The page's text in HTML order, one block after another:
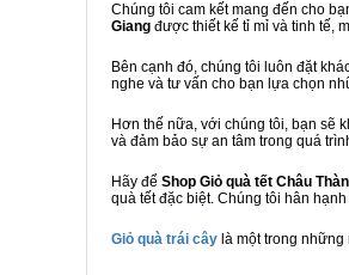
Chúng tôi cam kết mang đến cho
Giang được thiết kế tỉ mỉ và tinh tế,
Bên cạnh đó, chúng tôi luôn đặt
nghe và tư vấn cho bạn lựa chọn
Hơn thế nữa, với chúng tôi, bạn sẽ
và đảm bảo sự an tâm trong quá
Hãy để Shop Giỏ quà tết Châu
quà tết đặc biệt. Chúng tôi hân
Giỏ quà trái cây là một trong những